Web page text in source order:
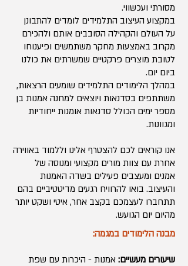
מסורתי ועכשווי.
במקצוע העיצוב התלמידים לומדים להתבונן
על העולם והקהילה הסובבים אותם ולהכירם
מקרוב באמצעות מחקר משתמשים ופיענוחו
לטובת מוצרים פרקטיים שמשרתים את כולנו
ביום יום.
במהלך הלימודים התלמידים שומעים הרצאות,
משתתפים בסדנאות ויוצאים למחנה אמנות בן
מספר ימים הכולל סדנאות אומנות ייחודיות
ומגוונות.
אנו קוראים לכם להצטרף אלינו וללמוד באווירה
אחרת עם צוות מורים מקצועי ומנוסה של
אמנים ומעצבים פעילים בשדה האמנות
והעיצוב. בואו להרוויח רגעים מדיטטיביים בהם
תתחברו לעצמכם בקצב אחר, איטי ושקט יותר
מהיום יום הגועש.
מבנה הלימודים במגמה:
שיעורים מעשיים: אמנות - היכרות עם שפת